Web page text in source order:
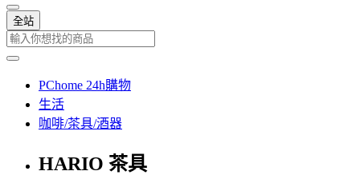
全站
PChome 24h購物
生活
咖啡/茶具/酒器
HARIO 茶具